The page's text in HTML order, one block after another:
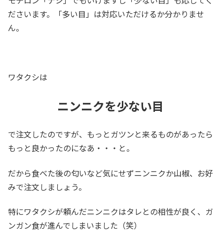
ださいます。「多い目」は対応いただけるか分かりませ
ん。
ワタクシは
ニンニクを少ない目
で注文したのですが、もっとガツンと来るものがあったら
もっと良かったのになあ・・・と。
だから食べた後の匂いなど気にせずニンニクか山椒、お好
みで注文しましょう。
特にワタクシが頼んだニンニクはタレとの相性が良く、ガ
ンガン食が進んでしまいました（笑）